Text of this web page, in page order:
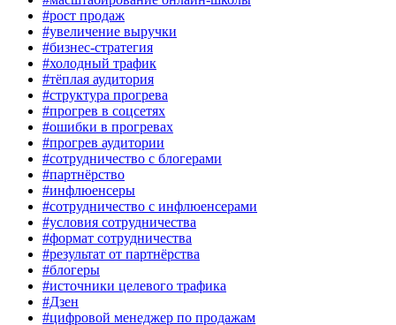
#рост продаж
#увеличение выручки
#бизнес-стратегия
#холодный трафик
#тёплая аудитория
#структура прогрева
#прогрев в соцсетях
#ошибки в прогревах
#прогрев аудитории
#сотрудничество с блогерами
#партнёрство
#инфлюенсеры
#сотрудничество с инфлюенсерами
#условия сотрудничества
#формат сотрудничества
#результат от партнёрства
#блогеры
#источники целевого трафика
#Дзен
#цифровой менеджер по продажам